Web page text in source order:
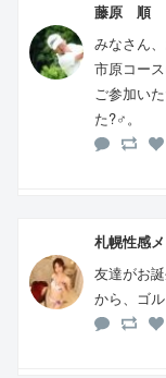
藤原 順
みなさん
市原コー
ご参加い
た?‍♂️。
札幌性感
友達がお
から、ゴ